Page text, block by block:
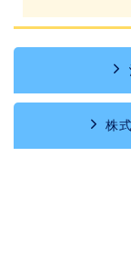
株